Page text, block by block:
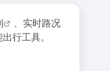
、 实时路况
行工具。